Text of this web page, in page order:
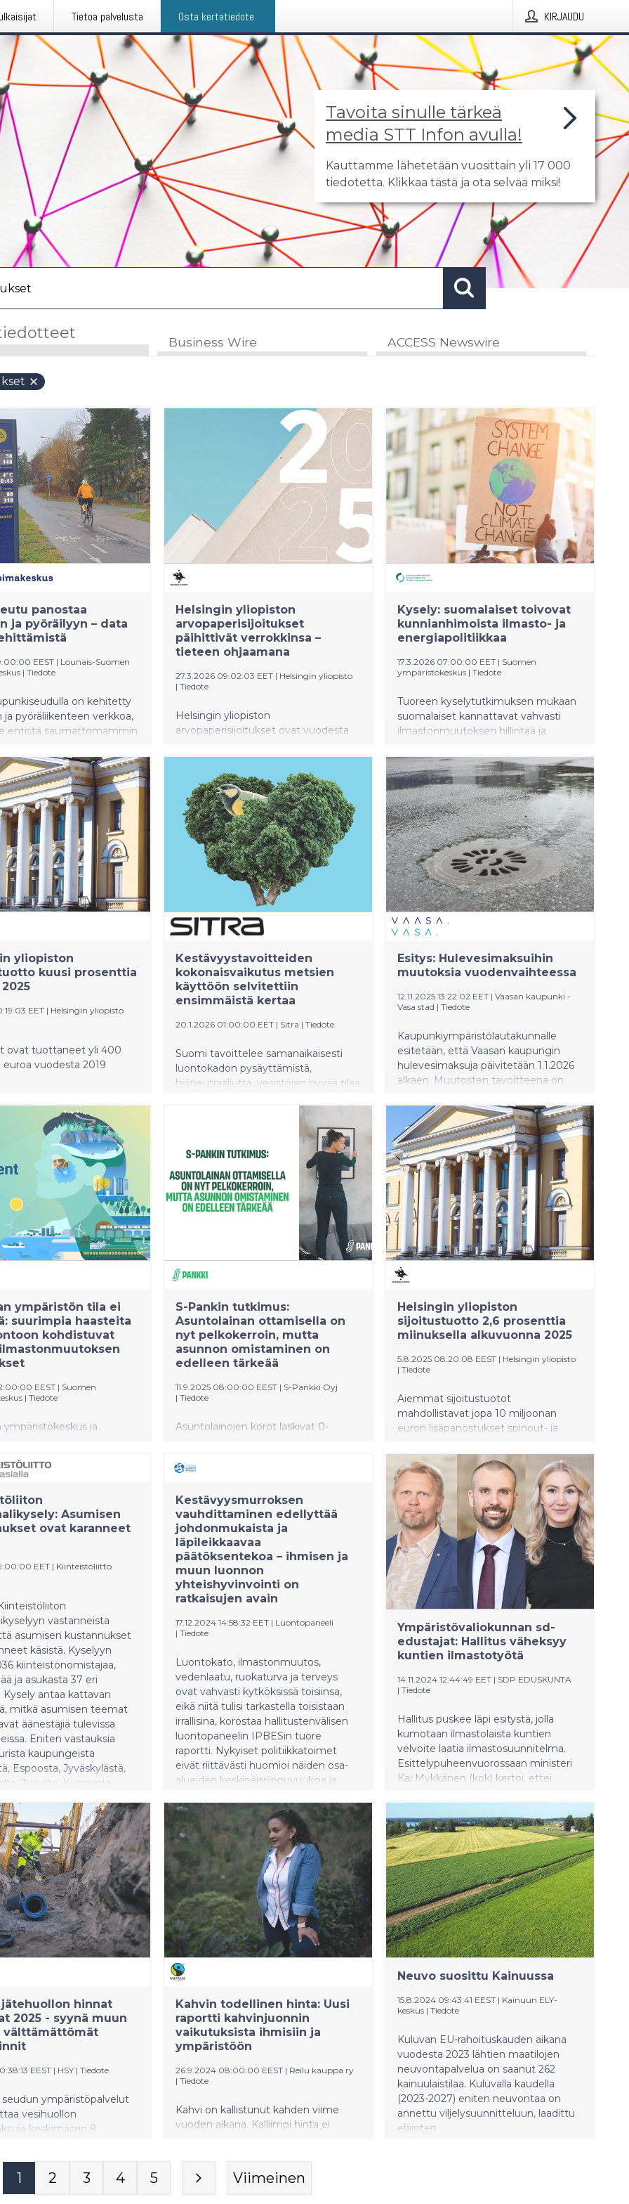
Tietoa palvelusta Osta kertatiedote KIRJAUDU
Tavoita sinulle tärkeä
media STT Infon avulla!
Kauttamme lähetetään vuosittain yli 17 000
tiedotetta. Klikkaa tästä ja ota selvää miksi!
Business Wire ACCESS Newswire
panostaa
ja pyöräilyyn – data
EEST | Lounais-Suomen
| Tiedote
on kehitetty
ja pyöräliikenteen verkkoa,
entistä saumattomammin
pyörä- ja
laskentapisteet
tietoa väylien
vuorokauden- ja
Tietoa hyödynnetään
reittien suunnittelussa,
kohdentamisessa ja
liikenteen suunnittelun
Helsingin yliopiston
arvopaperisijoitukset
päihittivät verrokkinsa –
tieteen ohjaamana
27.3.2026 09:02:03 EET | Helsingin yliopisto
| Tiedote
Helsingin yliopiston
arvopaperisijoitukset ovat vuodesta
noin kaksi prosenttiyksikköä
vertailuindeksiään ja
vertailuryhmäänsä paremmin – ja
niiden hiilijalanjälki on vähentynyt noin
puoleen. Tieteeseen nojaava strategia
lunastaa lupauksensa sekä tuoton
että kestävyyden mittareilla.
Kysely: suomalaiset toivovat
kunnianhimoista ilmasto- ja
energiapolitiikkaa
17.3.2026 07:00:00 EET | Suomen
ympäristökeskus | Tiedote
Tuoreen kyselytutkimuksen mukaan
suomalaiset kannattavat vahvasti
ilmastonmuutoksen hillintää ja
ilmastopolitiikkaa. Vastaajien mielestä
politiikan tulee samalla varmistaa
kansallinen turvallisuus, pitää
kustannukset kohtuullisina ja
huomioida ympäristö.
yliopiston
kuusi prosenttia
EET | Helsingin yliopisto
ovat tuottaneet yli 400
euroa vuodesta 2019
Kestävyystavoitteiden
kokonaisvaikutus metsien
käyttöön selvitettiin
ensimmäistä kertaa
20.1.2026 01:00:00 EET | Sitra | Tiedote
Suomi tavoittelee samanaikaisesti
luontokadon pysäyttämistä,
hiilineutraaliutta, vesistöjen hyvää tilaa
ympäristötavoitteet tarkoittavat
metsien käytölle ja millaisia
talousvaikutuksia niillä olisi.
Esitys: Hulevesimaksuihin
muutoksia vuodenvaihteessa
12.11.2025 13:22:02 EET | Vaasan kaupunki -
Vasa stad | Tiedote
Kaupunkiympäristölautakunnalle
esitetään, että Vaasan kaupungin
hulevesimaksuja päivitetään 1.1.2026
alkaen. Muutosten tavoitteena on
vastata kasvaneisiin kustannuksiin.
Lautakunta kokoontuu päättämään
asiasta 12.11.2025.
ympäristön tila ei
suurimpia haasteita
kohdistuvat
EEST | Suomen
| Tiedote
ympäristökeskus ja
(Eionet)
vähentämisessä on
mutta
ympäristön tila, varsinkaan
tila, ei ole
sitä käytetään
vähenee. Myös
ovat polttava haaste.
S-Pankin tutkimus:
Asuntolainan ottamisella on
nyt pelkokerroin, mutta
asunnon omistaminen on
edelleen tärkeää
11.9.2025 08:00:00 EEST | S-Pankki Oyj
| Tiedote
Asuntolainojen korot laskivat 0-
Alhaisempi korkotaso ei ainakaan
osoittaa S-Pankin tuore tutkimus.
Suomalaiset haluavat kuitenkin
edelleen omistaa kotinsa.
Helsingin yliopiston
sijoitustuotto 2,6 prosenttia
miinuksella alkuvuonna 2025
5.8.2025 08:20:08 EEST | Helsingin yliopisto
| Tiedote
Aiemmat sijoitustuotot
mahdollistavat jopa 10 miljoonan
euron lisäpanostukset spinout- ja
Asumisen
ovat karanneet
EET | Kiinteistöliitto
vastanneista
asumisen kustannukset
käsistä. Kyselyyn
kiinteistönomistajaa,
ja asukasta 37 eri
Kysely antaa kattavan
mitkä asumisen teemat
äänestäjiä tulevissa
Eniten vastauksia
kaupungeista
Espoosta, Jyväskylästä,
Turusta, Kuopiosta,
vastaukset
ympäri Suomen.
Kestävyysmurroksen
vauhdittaminen edellyttää
johdonmukaista ja
läpileikkaavaa
päätöksentekoa – ihmisen ja
muun luonnon
yhteishyvinvointi on
ratkaisujen avain
17.12.2024 14:58:32 EET | Luontopaneeli
| Tiedote
Luontokato, ilmastonmuutos,
vedenlaatu, ruokaturva ja terveys
ovat vahvasti kytköksissä toisiinsa,
eikä niitä tulisi tarkastella toisistaan
irrallisina, korostaa hallitustenvälisen
luontopaneelin IPBESin tuore
raportti. Nykyiset politiikkatoimet
eivät riittävästi huomioi näiden osa-
alueiden keskinäisriippuvuuksia ja
Luontopaneelin mietintö pureutuu
IPBESin molempien joulukuussa
julkaistavien arviointiraporttien
keskeisiin viesteihin ja antaa
suosituksia Suomen kansalliseen
päätöksentekoon
kestävyysmurroksen
vauhdittamiseksi.
Ympäristövaliokunnan sd-
edustajat: Hallitus väheksyy
kuntien ilmastotyötä
14.11.2024 12:44:49 EET | SDP EDUSKUNTA
| Tiedote
Hallitus puskee läpi esitystä, jolla
kumotaan ilmastolaista kuntien
velvoite laatia ilmastosuunnitelma.
Esittelypuheenvuorossaan ministeri
Kai Mykkänen (kok) kertoi, ettei
säästökohdetta.
Ympäristövaliokunnan
varapuheenjohtaja, kansanedustaja
Pinja Perholehto (sd) on
kokoomusministerin viestistä
tyrmistynyt: – Hallitus lähettää kuntiin
aivan väärän signaalin kunnissa
tehtävien ilmastotoimien tärkeydestä
ja suoraan sanoen vähättelee kuntien
roolia ilmastonmuutoksen hillinnässä.
Juuri kuntatasolla pystytään
ja räätälöimään omaan kuntaan
sopivat ratkaisut.
jätehuollon hinnat
2025 - syynä muun
välttämättömät
EEST | HSY | Tiedote
seudun ympäristöpalvelut
vesihuollon
keskimäärin 8
1.1.2025 alkaen. Korotukset
ikääntyvän
Kahvin todellinen hinta: Uusi
raportti kahvinjuonnin
vaikutuksista ihmisiin ja
ympäristöön
26.9.2024 08:00:00 EEST | Reilu kauppa ry
| Tiedote
Kahvi on kallistunut kahden viime
vuoden aikana. Kalliimpi hinta ei
kuitenkaan aina ole, kertoo Reilun
kaupan raportti Suomalaisen
Neuvo suosittu Kainuussa
15.8.2024 09:43:41 EEST | Kainuun ELY-
keskus | Tiedote
Kuluvan EU-rahoituskauden aikana
vuodesta 2023 lähtien maatilojen
neuvontapalvelua on saanut 262
kainuulaistilaa. Kuluvalla kaudella
(2023-2027) eniten neuvontaa on
annettu viljelysuunnitteluun, laadittu
eläinten
1 2 3 4 5 Viimeinen